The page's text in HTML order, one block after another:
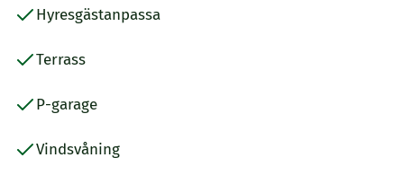
Hyresgästanpassa
Terrass
P-garage
Vindsvåning